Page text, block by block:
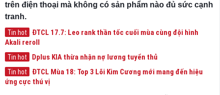
trên điện thoại mà không có sản phẩm nào đủ sức cạnh
tranh.
Tin hot
ĐTCL 17.7: Leo rank thần tốc cuối mùa cùng đội hình
Akali reroll
Tin hot Dplus KIA thừa nhận nợ lương tuyển thủ
Tin hot
ĐTCL Mùa 18: Top 3 Lõi Kim Cương mới mang đến hiệu
ứng cực thú vị